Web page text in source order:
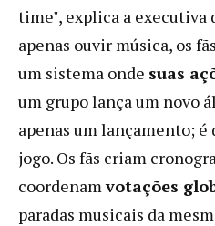
time", explica a executiva
apenas ouvir música, os
um sistema onde suas
um grupo lança um novo
apenas um lançamento; é
jogo. Os fãs criam
coordenamvotações
paradas musicais da